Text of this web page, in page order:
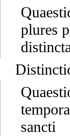
plures
sancti